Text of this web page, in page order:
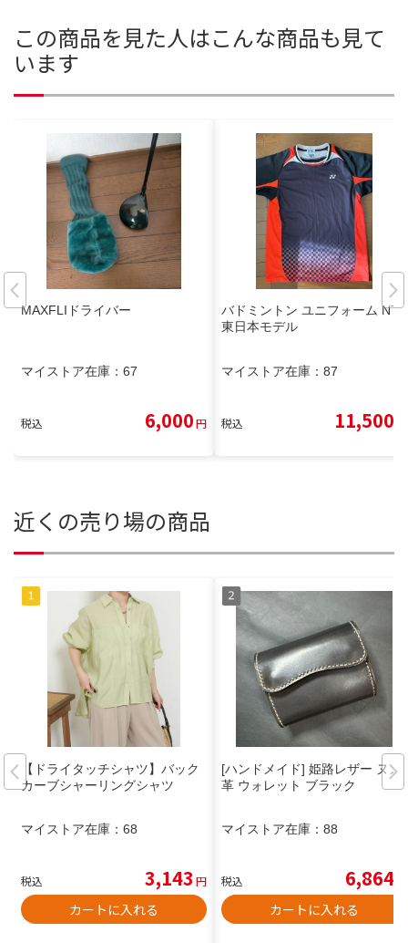
この商品を見た人はこんな商品も見て
います
MAXFLIドライバー
マイストア在庫： 67
税込 6,000円
バドミントン ユニフォーム NTT
東日本モデル
マイストア在庫： 87
税込 11,500
近くの売り場の商品
【ドライタッチシャツ】バック
カーブシャーリングシャツ
マイストア在庫： 68
税込 3,143 円
カートに入れる
[ハンドメイド] 姫路レザー ヌメ
革 ウォレット ブラック
マイストア在庫： 88
税込 6,864
カートに入れる